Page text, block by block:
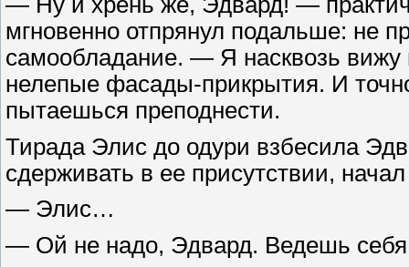
мгновенно отпрянул подальше: не
самообладание. — Я насквозь
нелепые фасады-прикрытия. И
пытаешься преподнести.
Тирада Элис до одури взбесила
сдерживать в ее присутствии, начал
— Элис…
— Ой не надо, Эдвард. Ведешь себя